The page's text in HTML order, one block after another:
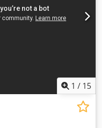
prijs is exclusief
voor ondernemers
alles in de industriële
1 / 15